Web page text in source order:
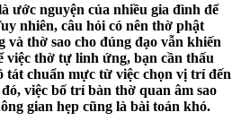
ước nguyện của nhiều gia đình để
nhiên, câu hỏi có nên thờ phật
và thờ sao cho đúng đạo vẫn khiến
thờ tự linh ứng, bạn cần thấu
tát chuẩn mực từ việc chọn vị trí đến
việc bố tríbàn thờ quan âm sao
gian hẹp cũng là bài toán khó.